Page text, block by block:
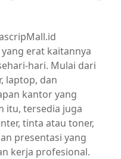
erat kaitannya
hari. Mulai dari
laptop, dan
kantor yang
itu, tersedia juga
tinta atau toner,
presentasi yang
kerja profesional.